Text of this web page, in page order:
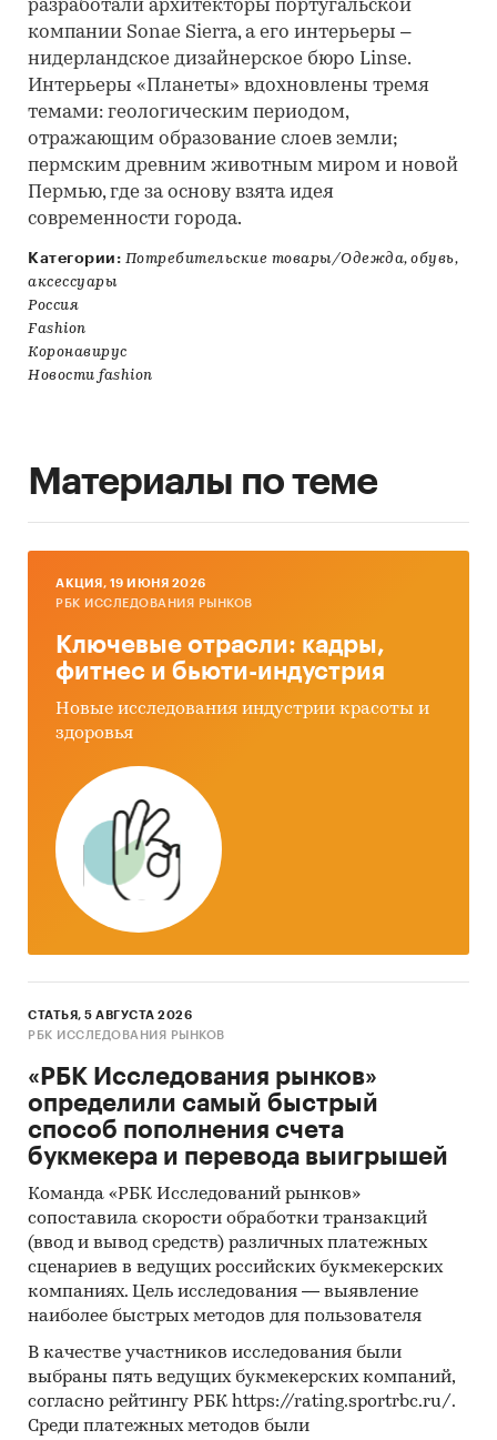
разработали архитекторы португальской
компании Sonae Sierra, а его интерьеры –
нидерландское дизайнерское бюро Linse.
Интерьеры «Планеты» вдохновлены тремя
темами: геологическим периодом,
отражающим образование слоев земли;
пермским древним животным миром и новой
Пермью, где за основу взята идея
современности города.
Категории: Потребительские товары/Одежда, обувь,
аксессуары
Россия
Fashion
Коронавирус
Новости fashion
Материалы по теме
AКЦИЯ, 19 ИЮНЯ 2026
РБК ИССЛЕДОВАНИЯ РЫНКОВ
Ключевые отрасли: кадры,
фитнес и бьюти-индустрия
Новые исследования индустрии красоты и
здоровья
СТАТЬЯ, 5 АВГУСТА 2026
РБК ИССЛЕДОВАНИЯ РЫНКОВ
«РБК Исследования рынков»
определили самый быстрый
способ пополнения счета
букмекера и перевода выигрышей
Команда «РБК Исследований рынков»
сопоставила скорости обработки транзакций
(ввод и вывод средств) различных платежных
сценариев в ведущих российских букмекерских
компаниях. Цель исследования — выявление
наиболее быстрых методов для пользователя
В качестве участников исследования были
выбраны пять ведущих букмекерских компаний,
согласно рейтингу РБК https://rating.sportrbc.ru/.
Среди платежных методов были